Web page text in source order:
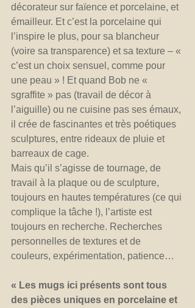
décorateur sur faïence et porcelaine, et
émailleur. Et c’est la porcelaine qui
l’inspire le plus, pour sa blancheur
(voire sa transparence) et sa texture – «
c’est un choix sensuel, comme pour
une peau » ! Et quand Bob ne «
sgraffite » pas (travail de décor à
l’aiguille) ou ne cuisine pas ses émaux,
il crée de fascinantes et très poétiques
sculptures, entre rideaux de pluie et
barreaux de cage.
Mais qu’il s’agisse de tournage, de
travail à la plaque ou de sculpture,
toujours en hautes températures (ce qui
complique la tâche !), l’artiste est
toujours en recherche. Recherches
personnelles de textures et de
couleurs, expérimentation, patience…
« Les mugs ici présents sont tous
des pièces uniques en porcelaine et